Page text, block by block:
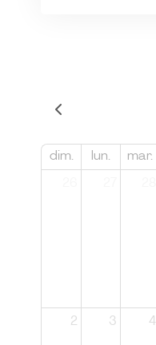
dim. lun. mar.
2 3 4